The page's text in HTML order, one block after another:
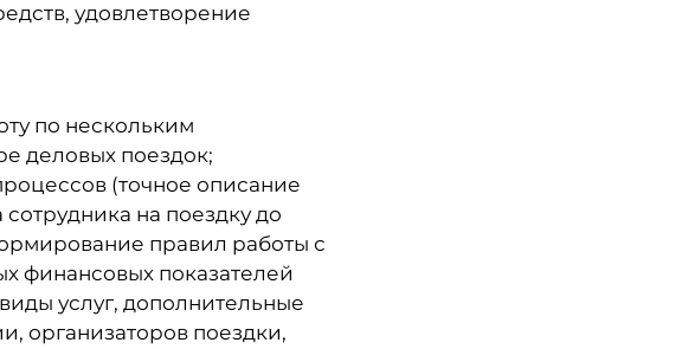
удовлетворение
по нескольким
деловых поездок;
(точное описание
на поездку до
правил работы с
финансовых показателей
услуг, дополнительные
организаторов поездки,